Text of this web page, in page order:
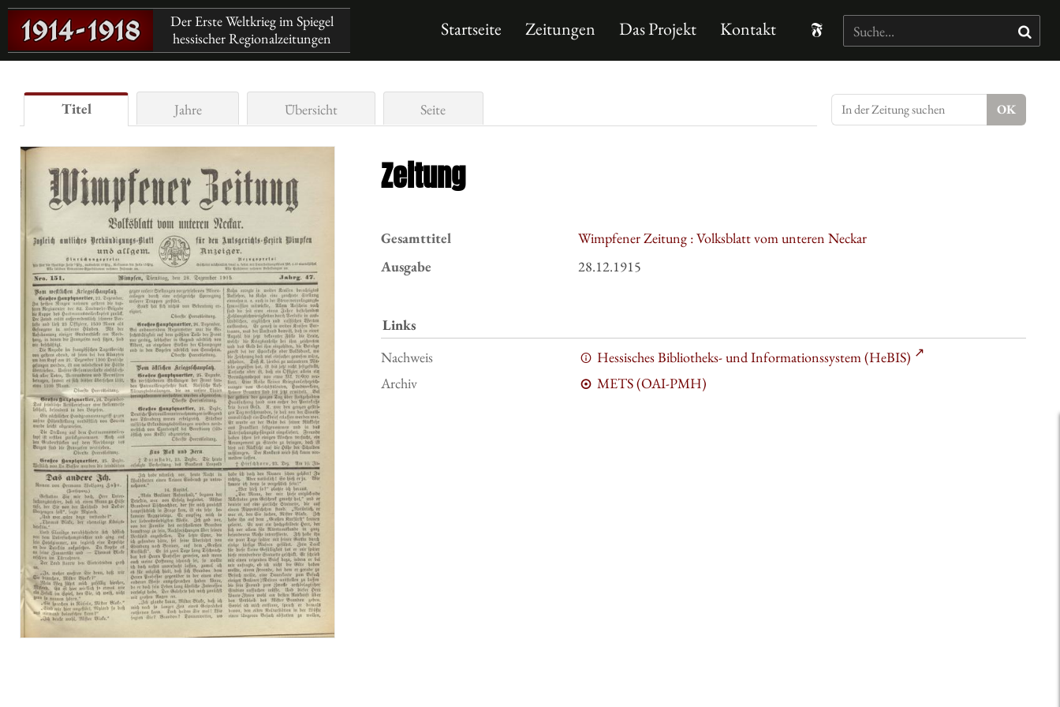
Der Erste Weltkrieg im Spiegel
hessischer Regionalzeitungen
Startseite Zeitungen Das Projekt Kontakt
Titel Jahre Übersicht Seite
Zeitung
Gesamttitel
Wimpfener Zeitung : Volksblatt vom unteren Neckar
Ausgabe
28.12.1915
Links
Nachweis
Hessisches Bibliotheks- und Informationssystem (HeBIS)
Archiv
METS (OAI-PMH)